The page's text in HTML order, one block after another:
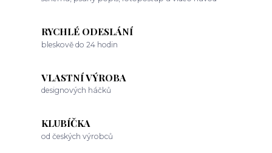
RYCHLÉ ODESLÁNÍ
bleskově do 24 hodin
VLASTNÍ VÝROBA
designových háčků
KLUBÍČKA
od českých výrobců